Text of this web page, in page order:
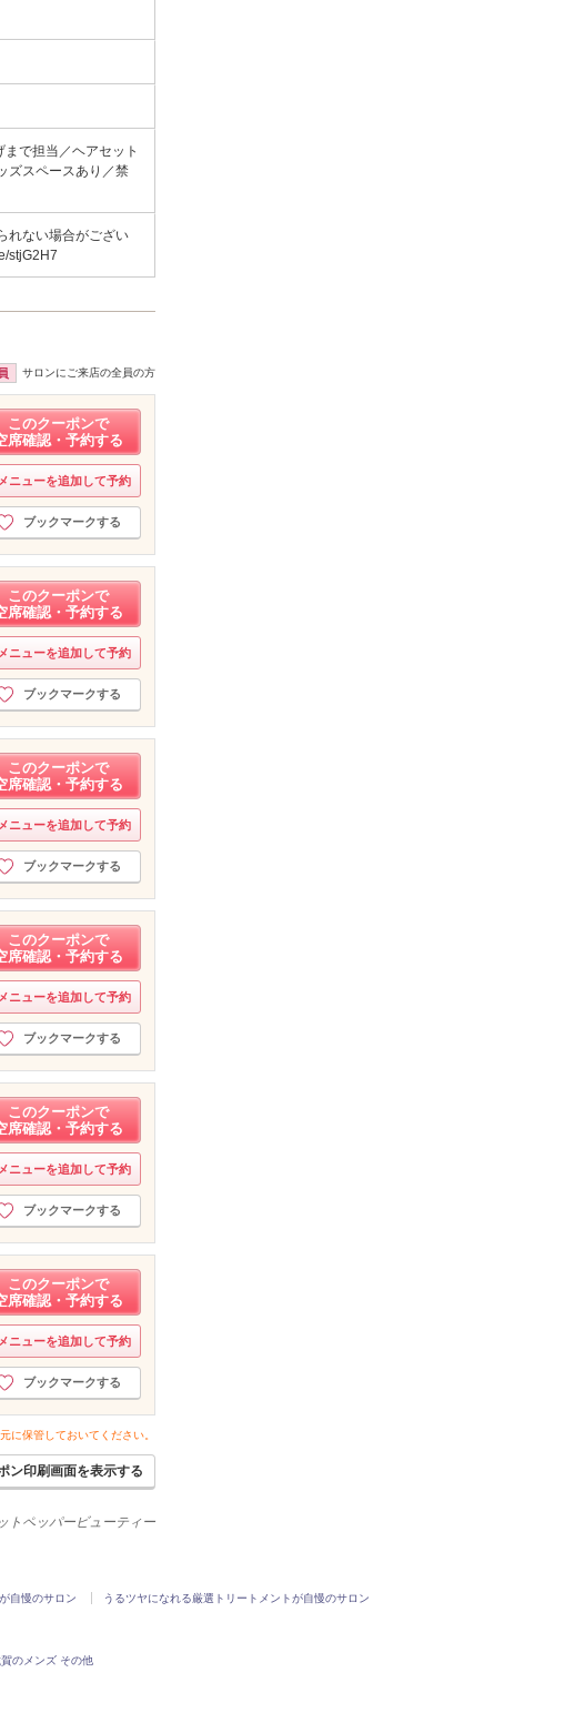
で担当／ヘアセット
ズスペースあり／禁
れない場合がござい
stjG2H7
サロンにご来店の全員の方
このクーポンで
席確認・予約する
メニューを追加して予約
ブックマークする
このクーポンで
席確認・予約する
メニューを追加して予約
ブックマークする
このクーポンで
席確認・予約する
メニューを追加して予約
ブックマークする
このクーポンで
席確認・予約する
メニューを追加して予約
ブックマークする
このクーポンで
席確認・予約する
メニューを追加して予約
ブックマークする
このクーポンで
席確認・予約する
メニューを追加して予約
ブックマークする
に保管しておいてください。
ン印刷画面を表示する
トペッパービューティー
自慢のサロン
うるツヤになれる厳選トリートメントが自慢のサロン
のメンズ その他